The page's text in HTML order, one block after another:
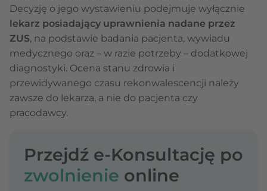
Decyzję o jego wystawieniu podejmuje wyłącznie
lekarz posiadający uprawnienia nadane przez
ZUS, na podstawie badania pacjenta, wywiadu
medycznego oraz – w razie potrzeby – dodatkowej
diagnostyki. Ocena stanu zdrowia i
przewidywanego czasu rekonwalescencji należy
zawsze do lekarza, a nie do pacjenta czy
pracodawcy.
Przejdź e-Konsultację po
zwolnienie online